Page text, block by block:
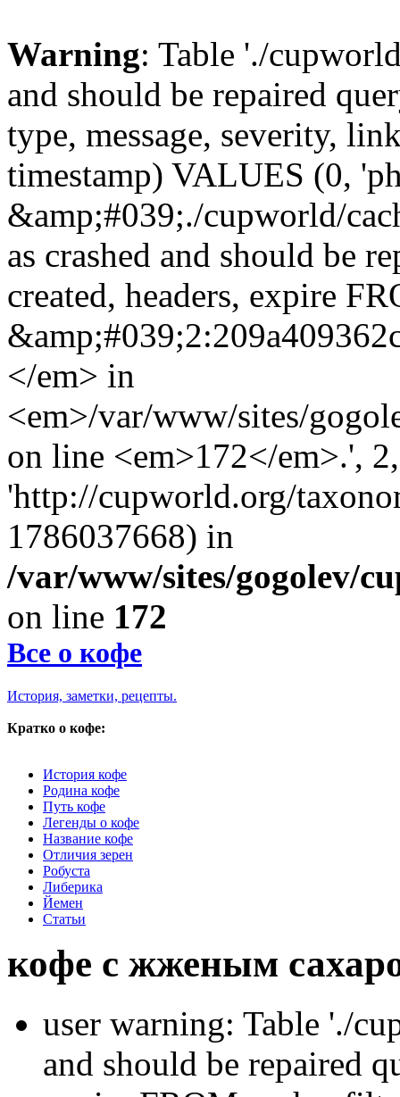
Warning: Table './
and should be repaired
type, message, severity,
timestamp) VALUES (0,
&amp;#039;./cupworld/
as crashed and should be
created, headers, expire
</em> in
<em>/var/www/sites/
on line <em>172</em>.',
'http://cupworld.org/
1786037668) in
/var/www/sites/gogolev/
on line 172
Все о кофе
История, заметки, рецепты.
Кратко о кофе:
История кофе
Родина кофе
Путь кофе
Легенды о кофе
Название кофе
Отличия зерен
Робуста
Либерика
Йемен
Статьи
кофе с жженым
user warning: Table './
and should be repaired